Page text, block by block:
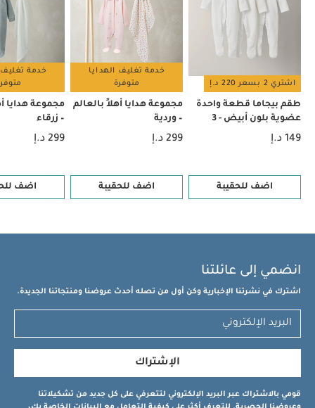
اشتري 2 بسعر 220 د.إ
طقم بيجاما قطعة واحدة
عضوية بلون أبيض - 3
قطع
149 د.إ
اضف للحقيبة
خدمة تغليف الهدايا
متوفرة
مجموعة هدايا أهلاً بالعالم
– وردية
299 د.إ
اضف للحقيبة
خدمة تغليف
مجموعة هدايا
– زرقاء
299 د.إ
اضف
انضمي إلى عائلتنا
اشترك في نشرتنا الإخبارية وكن أول من تصله أحدث عروضنا ومنتجاتنا الجديدة.
الإشتراك
قومي بالاشتراك عبر البريد الإلكتروني لتتعرفي على كل جديد من تشكيلاتنا